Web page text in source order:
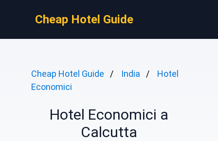
Cheap Hotel Guide
Cheap Hotel Guide India
Hotel
Economici
Hotel Economici a
Calcutta